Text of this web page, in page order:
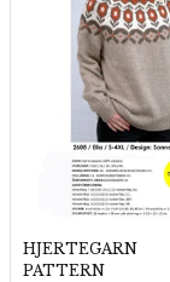
HJERTEGARN
PATTERN